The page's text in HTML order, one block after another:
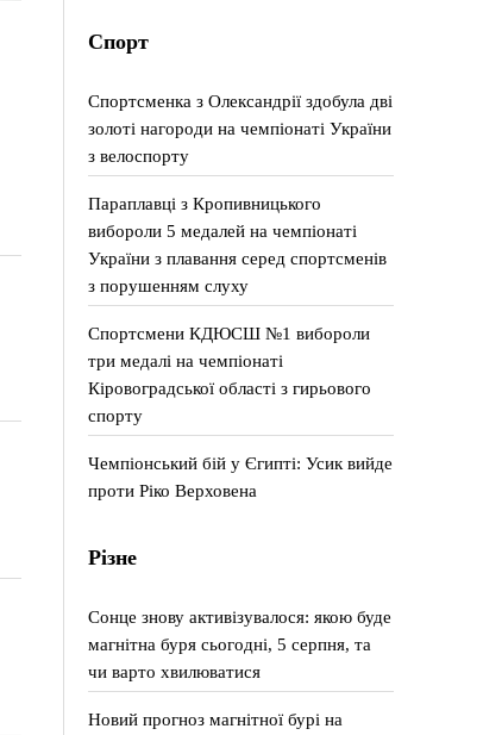
Спорт
Спортсменка з Олександрії здобула дві
золоті нагороди на чемпіонаті України
з велоспорту
Параплавці з Кропивницького
вибороли 5 медалей на чемпіонаті
України з плавання серед спортсменів
з порушенням слуху
Спортсмени КДЮСШ №1 вибороли
три медалі на чемпіонаті
Кіровоградської області з гирьового
спорту
Чемпіонський бій у Єгипті: Усик вийде
проти Ріко Верховена
Різне
Сонце знову активізувалося: якою буде
магнітна буря сьогодні, 5 серпня, та
чи варто хвилюватися
Новий прогноз магнітної бурі на